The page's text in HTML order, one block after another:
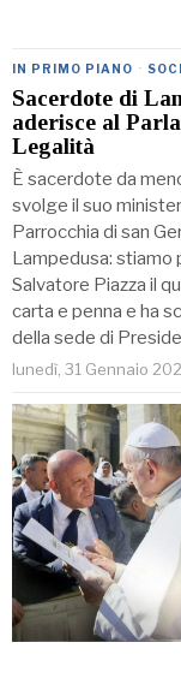
IN PRIMO PIANO ·
Sacerdote di
aderisce al
Legalità
È sacerdote da
svolge il suo
Parrocchia di san
Lampedusa: stiamo
Salvatore Piazza il
carta e penna e ha
della sede di
lunedì, 31 Gennaio